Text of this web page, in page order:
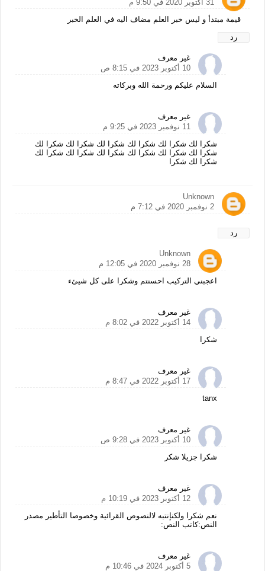
31 أكتوبر 2020 في 9:50 م
قيمة مبتدأ و ليس خبر العلم مضاف اليه في العلم الخبر
رد
غير معرف
10 أكتوبر 2023 في 8:15 ص
السلام عليكم ورحمة الله وبركاته
غير معرف
11 نوفمبر 2023 في 9:25 م
شكرا لك شكرا لك شكرا لك شكرا لك شكرا لك شكرا لك
شكرا لك شكرا لك شكرا لك شكرا لك شكرا لك شكرا لك
شكرا لك شكرا
Unknown
2 نوفمبر 2020 في 7:12 م
رد
Unknown
28 نوفمبر 2020 في 12:05 م
اعجبني التركيب احسنتم وشكرا على كل شيئء
غير معرف
14 أكتوبر 2022 في 8:02 م
شكرا
غير معرف
17 أكتوبر 2022 في 8:47 م
tanx
غير معرف
10 أكتوبر 2023 في 9:28 ص
شكرا جزيلا شكر
غير معرف
12 أكتوبر 2023 في 10:19 م
نعم شكرا ولكنإنتبه لالنصوص القرائية وخصوصا التأطير مصدر
النص:كاتب النص:
غير معرف
5 أكتوبر 2024 في 10:46 م